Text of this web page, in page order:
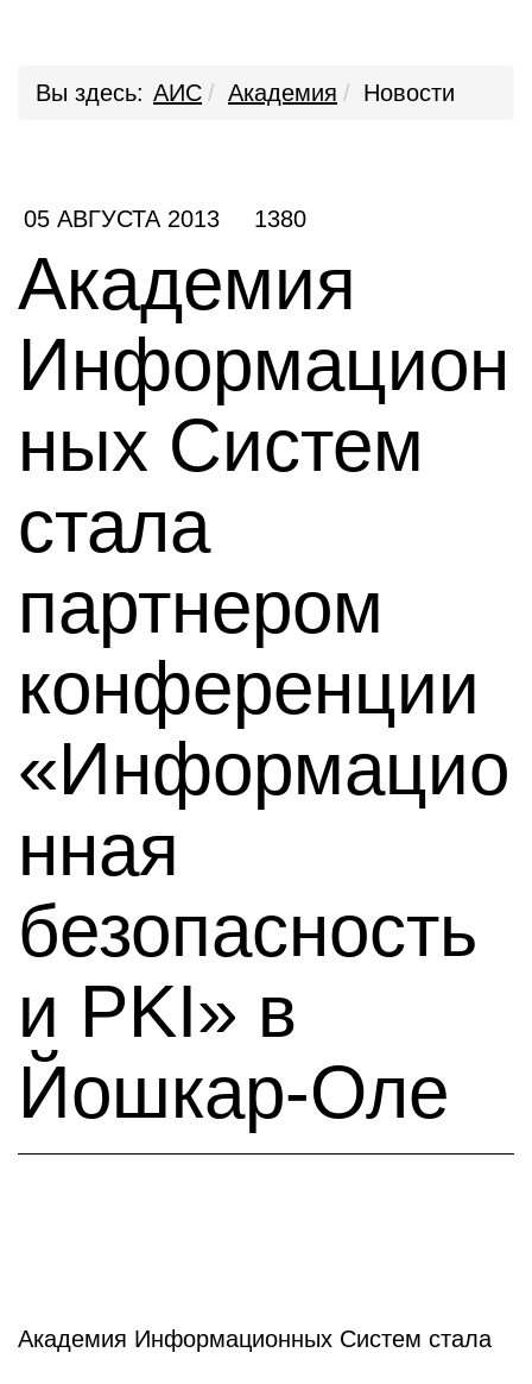
Вы здесь: АИС Академия Новости
05 АВГУСТА 2013 1380
Академия
Информацион
ных Систем
стала
партнером
конференции
«Информацио
нная
безопасность
и PKI» в
Йошкар-Оле
Академия Информационных Систем стала